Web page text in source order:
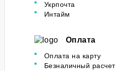
Укрпочта
Интайм
Оплата
Оплата на карту
Безналичный расчет